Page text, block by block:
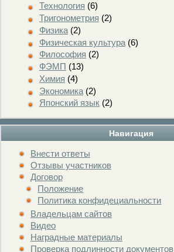
Технология (6)
Тригонометрия (2)
Физика(2)
Физическая культура(6)
Философия (2)
ФЭМП (13)
Химия (4)
Экономика(2)
Японский язык(2)
Навигация
Внести ответы
Отзывы участников
Договор
Положение
Политика конфидециальности
Владельцам сайтов
Видео
Наградные материалы
Проверка подлинности документов